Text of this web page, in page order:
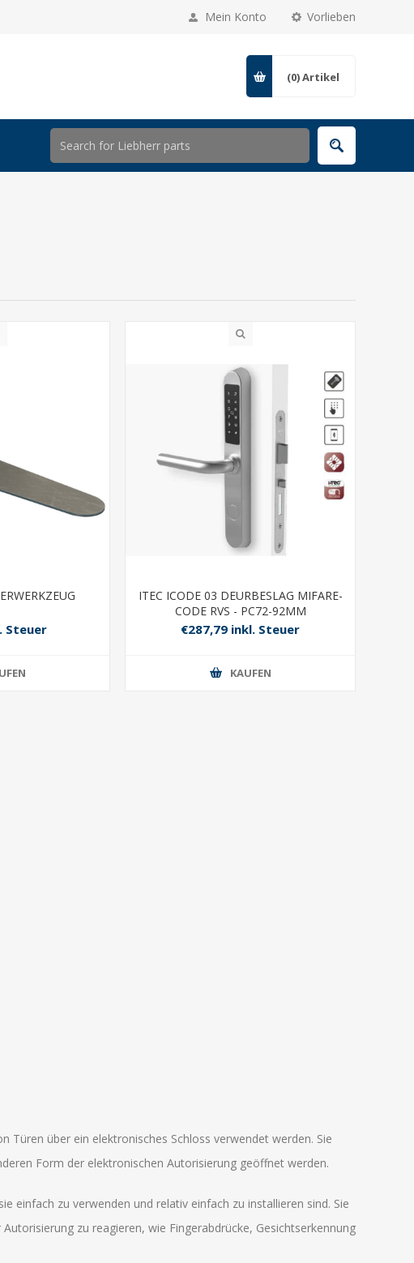
Vorlieben
Mein Konto
(0)Artikel
Steuer
ITEC ICODE 03 DEURBESLAG MIFARE-
CODE RVS - PC72-92MM
€287,79 inkl. Steuer
KAUFEN
Türen über ein elektronisches Schloss verwendet werden. Sie
Form der elektronischen Autorisierung geöffnet werden.
einfach zu verwenden und relativ einfach zu installieren sind. Sie
zu reagieren, wie Fingerabdrücke, Gesichtserkennung